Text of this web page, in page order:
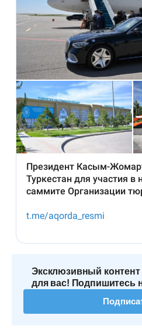
Эксклюзивный контент
для вас! Подпишитесь